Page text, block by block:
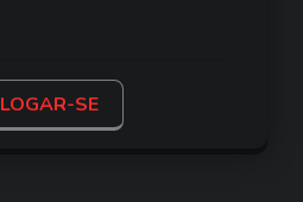
LOGAR-SE